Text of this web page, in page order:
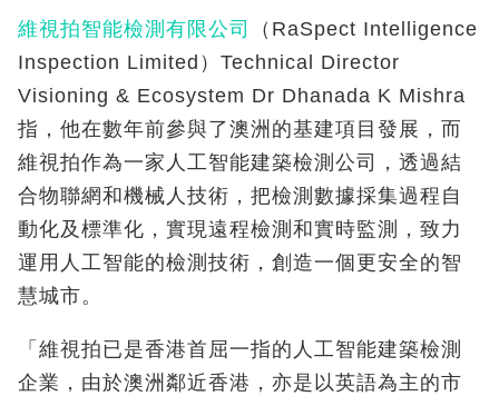
維視拍智能檢測有限公司
（RaSpect Intelligence
Inspection Limited）Technical Director
Visioning & Ecosystem Dr Dhanada K Mishra
指，他在數年前參與了澳洲的基建項目發展，而
維視拍作為一家人工智能建築檢測公司，透過結
合物聯網和機械人技術，把檢測數據採集過程自
動化及標準化，實現遠程檢測和實時監測，致力
運用人工智能的檢測技術，創造一個更安全的智
慧城市。
「維視拍已是香港首屈一指的人工智能建築檢測
企業，由於澳洲鄰近香港，亦是以英語為主的市